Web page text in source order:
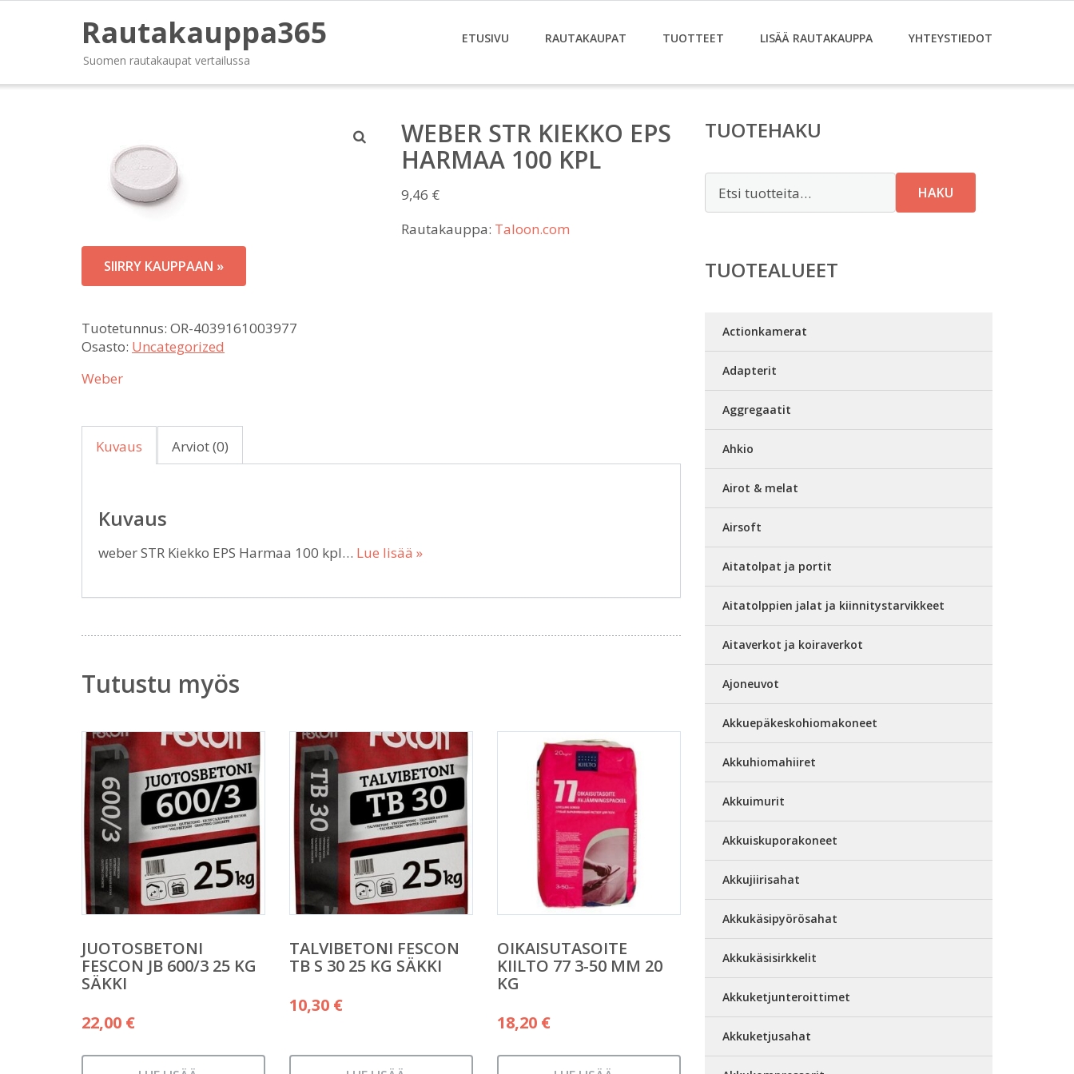
Rautakauppa365
Suomen rautakaupat vertailussa
ETUSIVU RAUTAKAUPAT TUOTTEET LISÄÄ RAUTAKAUPPA YHTEYSTIEDOT
WEBER STR KIEKKO EPS
HARMAA 100 KPL
9,46 €
Rautakauppa: Taloon.com
SIIRRY KAUPPAAN »
Tuotetunnus: OR-4039161003977
Osasto: Uncategorized
Weber
Kuvaus Arviot (0)
Kuvaus
weber STR Kiekko EPS Harmaa 100 kpl… Lue lisää »
Tutustu myös
JUOTOSBETONI
FESCON JB 600/3 25 KG
SÄKKI
22,00 €
TALVIBETONI FESCON
TB S 30 25 KG SÄKKI
10,30 €
OIKAISUTASOITE
KIILTO 77 3-50 MM 20
KG
18,20 €
TUOTEHAKU
HAKU
TUOTEALUEET
Actionkamerat
Adapterit
Aggregaatit
Ahkio
Airot & melat
Airsoft
Aitatolpat ja portit
Aitatolppien jalat ja kiinnitystarvikkeet
Aitaverkot ja koiraverkot
Ajoneuvot
Akkuepäkeskohiomakoneet
Akkuhiomahiiret
Akkuimurit
Akkuiskuporakoneet
Akkujiirisahat
Akkukäsipyörösahat
Akkukäsisirkkelit
Akkuketjunteroittimet
Akkuketjusahat